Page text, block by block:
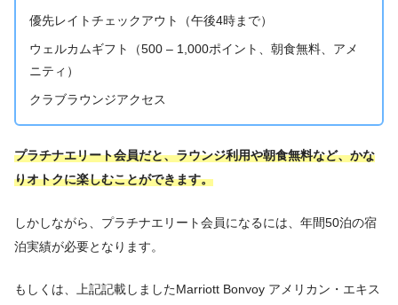
優先レイトチェックアウト（午後4時まで）
ウェルカムギフト（500 – 1,000ポイント、朝食無料、アメ
ニティ）
クラブラウンジアクセス
プラチナエリート会員だと、ラウンジ利用や朝食無料など、かな
りオトクに楽しむことができます。
しかしながら、プラチナエリート会員になるには、年間50泊の宿
泊実績が必要となります。
もしくは、上記記載しましたMarriott Bonvoy アメリカン・エキス